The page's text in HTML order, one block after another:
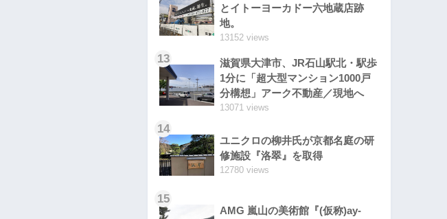
とイトーヨーカドー六地蔵店跡
地。
13152 views
13
滋賀県大津市、JR石山駅北・駅歩
1分に「超大型マンション1000戸
分構想」アーク不動産／現地へ
13071 views
14
ユニクロの柳井氏が京都名庭の研
修施設『洛翠』を取得
12780 views
15
AMG 嵐山の美術館『(仮称)ay-